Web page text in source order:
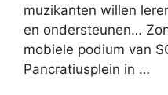
muzikanten willen
en ondersteunen…
mobiele podium van
Pancratiusplein in …